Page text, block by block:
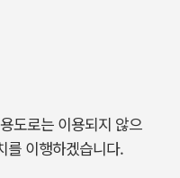
도로는 이용되지 않으
를 이행하겠습니다.